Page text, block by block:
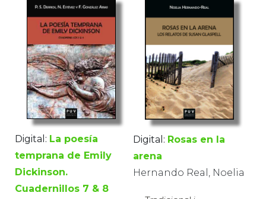
Digital: La poesía
temprana de Emily
Dickinson.
Cuadernillos 7 & 8
Digital: Rosas en la
arena
Hernando Real, Noelia